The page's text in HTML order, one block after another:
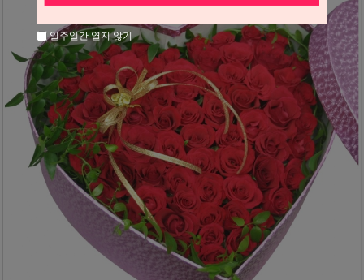
일주일간 열지 않기